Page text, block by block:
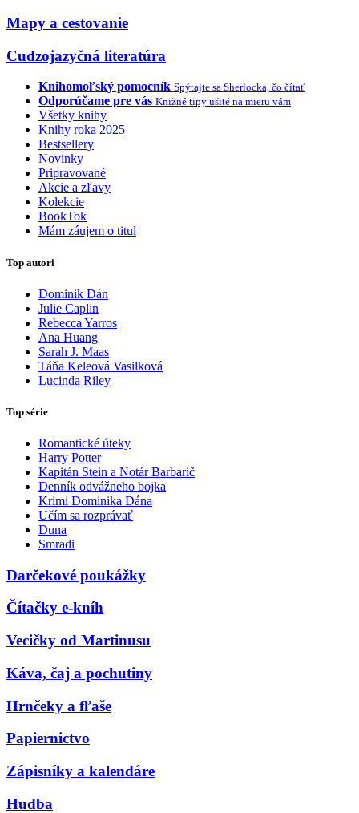
Mapy a cestovanie
Cudzojazyčná literatúra
Knihomoľský pomocník Spýtajte sa Sherlocka, čo čítať
Odporúčame pre vás Knižné tipy ušité na mieru vám
Všetky knihy
Knihy roka 2025
Bestsellery
Novinky
Pripravované
Akcie a zľavy
Kolekcie
BookTok
Mám záujem o titul
Top autori
Dominik Dán
Julie Caplin
Rebecca Yarros
Ana Huang
Sarah J. Maas
Táňa Keleová Vasilková
Lucinda Riley
Top série
Romantické úteky
Harry Potter
Kapitán Stein a Notár Barbarič
Denník odvážneho bojka
Krimi Dominika Dána
Učím sa rozprávať
Duna
Smradi
Darčekové poukážky
Čítačky e-kníh
Vecičky od Martinusu
Káva, čaj a pochutiny
Hrnčeky a fľaše
Papiernictvo
Zápisníky a kalendáre
Hudba